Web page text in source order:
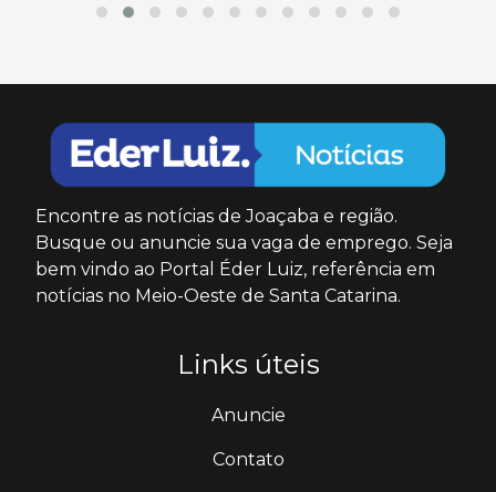
Encontre as notícias de Joaçaba e região.
Busque ou anuncie sua vaga de emprego. Seja
bem vindo ao Portal Éder Luiz, referência em
notícias no Meio-Oeste de Santa Catarina.
Links úteis
Anuncie
Contato